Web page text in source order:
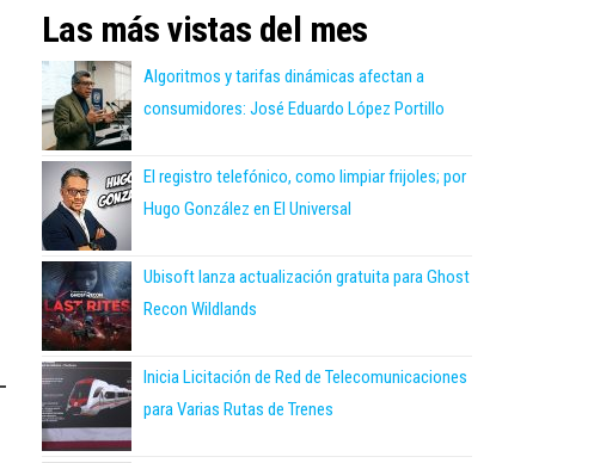
Las más vistas del mes
Algoritmos y tarifas dinámicas afectan a
consumidores: José Eduardo López Portillo
El registro telefónico, como limpiar frijoles; por
Hugo González en El Universal
Ubisoft lanza actualización gratuita para Ghost
Recon Wildlands
Inicia Licitación de Red de Telecomunicaciones
para Varias Rutas de Trenes